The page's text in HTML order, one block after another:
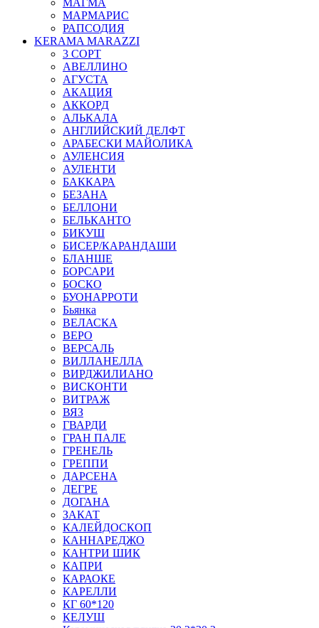
МАГМА
МАРМАРИС
РАПСОДИЯ
KERAMA MARAZZI
3 СОРТ
АВЕЛЛИНО
АГУСТА
АКАЦИЯ
АККОРД
АЛЬКАЛА
АНГЛИЙСКИЙ ДЕЛФТ
АРАБЕСКИ МАЙОЛИКА
АУЛЕНСИЯ
АУЛЕНТИ
БАККАРА
БЕЗАНА
БЕЛЛОНИ
БЕЛЬКАНТО
БИКУШ
БИСЕР/КАРАНДАШИ
БЛАНШЕ
БОРСАРИ
БОСКО
БУОНАРРОТИ
Бьянка
ВЕЛАСКА
ВЕРО
ВЕРСАЛЬ
ВИЛЛАНЕЛЛА
ВИРДЖИЛИАНО
ВИСКОНТИ
ВИТРАЖ
ВЯЗ
ГВАРДИ
ГРАН ПАЛЕ
ГРЕНЕЛЬ
ГРЕППИ
ДАРСЕНА
ДЕГРЕ
ДОГАНА
ЗАКАТ
КАЛЕЙДОСКОП
КАННАРЕДЖО
КАНТРИ ШИК
КАПРИ
КАРАОКЕ
КАРЕЛЛИ
КГ 60*120
КЕЛУШ